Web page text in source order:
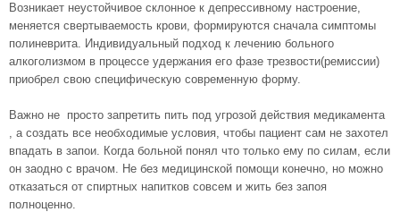
Возникает неустойчивое склонное к депрессивному настроение,
меняется свертываемость крови, формируются сначала симптомы
полиневрита. Индивидуальный подход к лечению больного
алкоголизмом в процессе удержания его фазе трезвости(ремиссии)
приобрел свою специфическую современную форму.
Важно не просто запретить пить под угрозой действия медикамента
, а создать все необходимые условия, чтобы пациент сам не захотел
впадать в запои. Когда больной понял что только ему по силам, если
он заодно с врачом. Не без медицинской помощи конечно, но можно
отказаться от спиртных напитков совсем и жить без запоя
полноценно.